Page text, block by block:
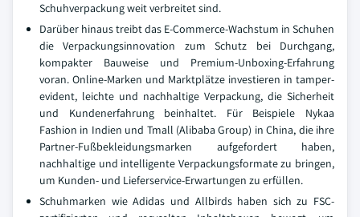
Schuhverpackung weit verbreitet sind.
Darüber hinaus treibt das E-Commerce-Wachstum in Schuhen
die Verpackungsinnovation zum Schutz bei Durchgang,
kompakter Bauweise und Premium-Unboxing-Erfahrung
voran. Online-Marken und Marktplätze investieren in tamper-
evident, leichte und nachhaltige Verpackung, die Sicherheit
und Kundenerfahrung beinhaltet. Für Beispiele Nykaa
Fashion in Indien und Tmall (Alibaba Group) in China, die ihre
Partner-Fußbekleidungsmarken aufgefordert haben,
nachhaltige und intelligente Verpackungsformate zu bringen,
um Kunden- und Lieferservice-Erwartungen zu erfüllen.
Schuhmarken wie Adidas und Allbirds haben sich zu FSC-